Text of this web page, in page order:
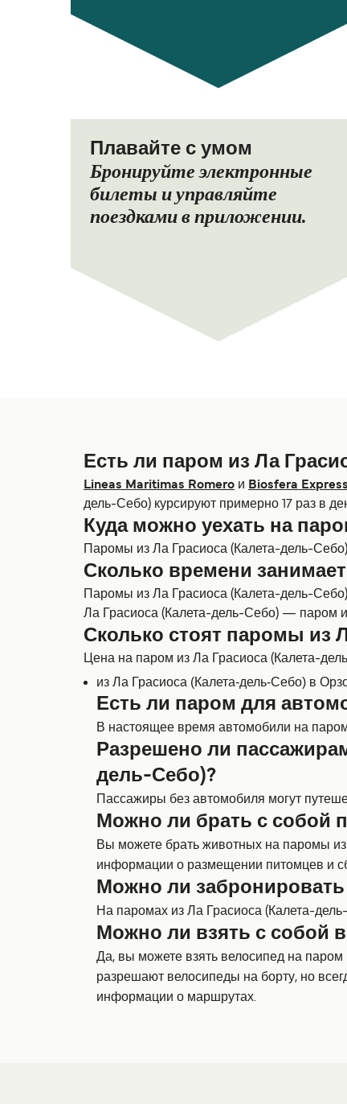
Плавайте с умом
Бронируйте электронные
билеты и управляйте
поездками в приложении.
Есть ли паром из Ла
Lineas Maritimas Romero и Biosfera Express
дель-Себо) курсируют примерно 17 раз в
Куда можно уехать на
Паромы из Ла Грасиоса (Калета-дель-
Сколько времени
Паромы из Ла Грасиоса (Калета-дель-
Ла Грасиоса (Калета-дель-Себо) — паром
Сколько стоят паромы из
Цена на паром из Ла Грасиоса (Калета-
из Ла Грасиоса (Калета-дель-Себо) в
Есть ли паром для
В настоящее время автомобили на
Разрешено ли
дель-Себо)?
Пассажиры без автомобиля могут
Можно ли брать с собой
Вы можете брать животных на паромы
информации о размещении питомцев и
Можно ли
На паромах из Ла Грасиоса (Калета-
Можно ли взять с собой
Да, вы можете взять велосипед на
разрешают велосипеды на борту, но
информации о маршрутах.